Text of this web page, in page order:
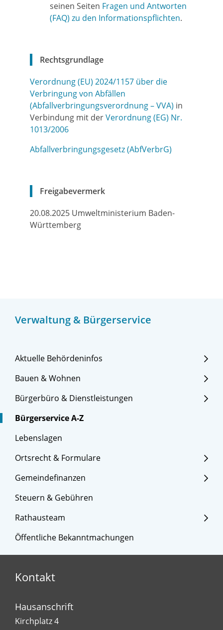
Verwaltung & Bürgerservice
Aktuelle Behördeninfos
Bauen & Wohnen
Bürgerbüro & Dienstleistungen
Bürgerservice A-Z
Lebenslagen
Ortsrecht & Formulare
Gemeindefinanzen
Steuern & Gebühren
Rathausteam
Öffentliche Bekanntmachungen
seinen Seiten Fragen und Antworten
(FAQ) zu den Informationspflichten.
Rechtsgrundlage
Verordnung (EU) 2024/1157 über die
Verbringung von Abfällen
(Abfallverbringungsverordnung – VVA) in
Verbindung mit derVerordnung (EG) Nr.
1013/2006
Abfallverbringungsgesetz (AbfVerbrG)
Freigabevermerk
20.08.2025 Umweltministerium Baden-
Württemberg
Kontakt
Hausanschrift
Kirchplatz 4